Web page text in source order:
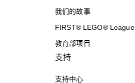
我们的故事
FIRST® LEGO® League
教育部项目
支持
支持中心